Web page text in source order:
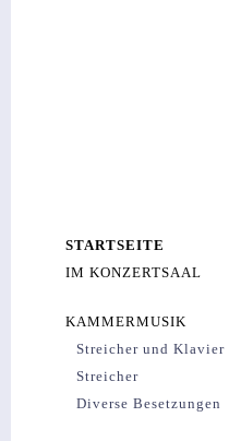
STARTSEITE
IM KONZERTSAAL
KAMMERMUSIK
Streicher und Klavier
Streicher
Diverse Besetzungen